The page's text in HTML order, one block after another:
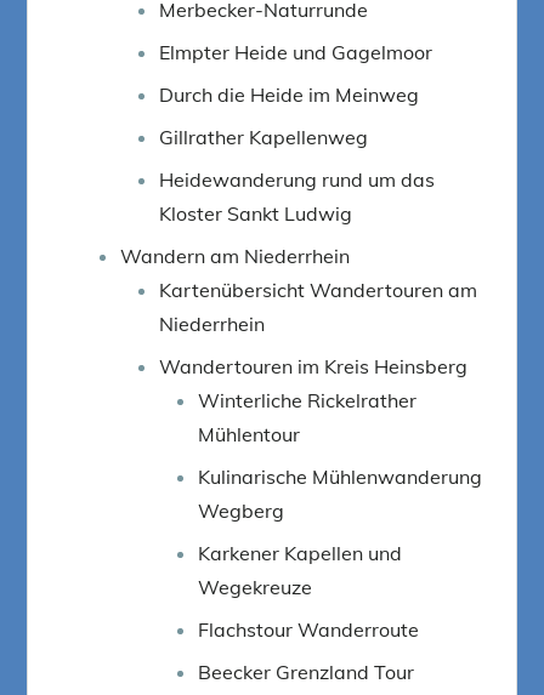
Merbecker-Naturrunde
Elmpter Heide und Gagelmoor
Durch die Heide im Meinweg
Gillrather Kapellenweg
Heidewanderung rund um das
Kloster Sankt Ludwig
Wandern am Niederrhein
Kartenübersicht Wandertouren am
Niederrhein
Wandertouren im Kreis Heinsberg
Winterliche Rickelrather
Mühlentour
Kulinarische Mühlenwanderung
Wegberg
Karkener Kapellen und
Wegekreuze
Flachstour Wanderroute
Beecker Grenzland Tour